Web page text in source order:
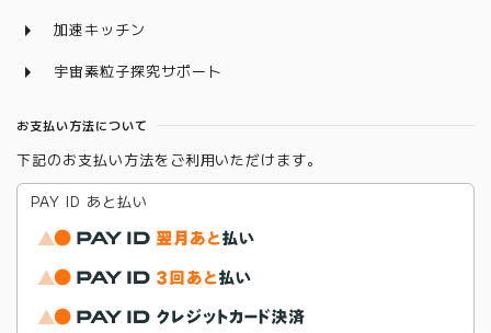
加速キッチン
宇宙素粒子探究サポート
お支払い方法について
下記のお支払い方法をご利用いただけます。
PAY ID あと払い